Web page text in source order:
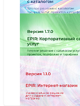
Обновление –
каталогом". Что
Обновление –
Что нового в